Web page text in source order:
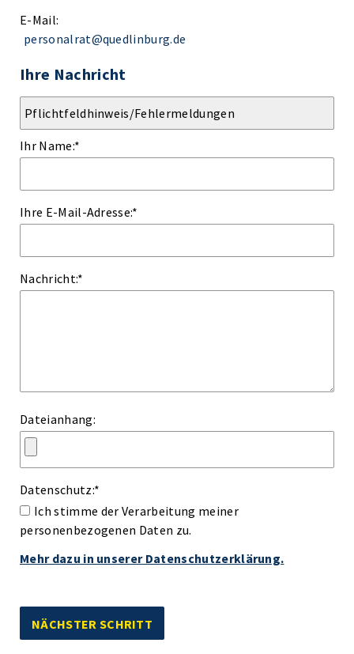
E-Mail:
personalrat@quedlinburg.de
Ihre Nachricht
Ihr Name:*
Ihre E-Mail-Adresse:*
Nachricht:*
Dateianhang:
Datenschutz:*
Ich stimme der Verarbeitung meiner
personenbezogenen Daten zu.
Mehr dazu in unserer Datenschutzerklärung.